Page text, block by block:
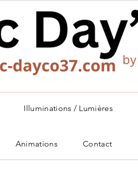
Illuminations / Lumières
Animations Contact